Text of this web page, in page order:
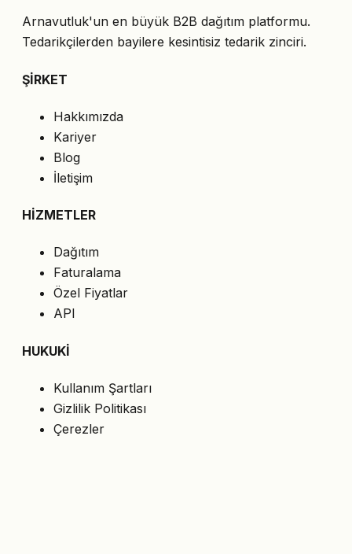
Arnavutluk'un en büyük B2B dağıtım platformu.
Tedarikçilerden bayilere kesintisiz tedarik zinciri.
ŞİRKET
Hakkımızda
Kariyer
Blog
İletişim
HİZMETLER
Dağıtım
Faturalama
Özel Fiyatlar
API
HUKUKİ
Kullanım Şartları
Gizlilik Politikası
Çerezler